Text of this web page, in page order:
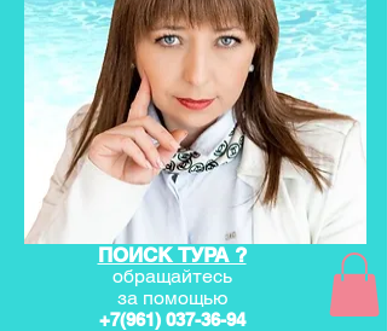
ПОИСК ТУРА ?
обращайтесь
за помощью
+7(961) 037-36-94